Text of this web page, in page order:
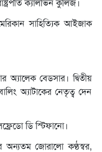
ক্যালভিন কুলিজ।
সাহিত্যিক আইজাক
অ্যালেক বেডসার। দ্বিতীয়
অ্যাটাকের নেতৃত্ব দেন
ডি স্টিফানো।
জোরালো কণ্ঠস্বর,